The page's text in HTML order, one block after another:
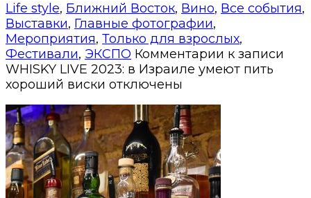
Life style, Ближний Восток, Вино, Все события,
Выставки, Главные фотографии,
Мероприятия, Только для взрослых,
Фестивали, ЭКСПО Комментарии к записи
WHISKY LIVE 2023: в Израиле умеют пить
хороший виски отключены